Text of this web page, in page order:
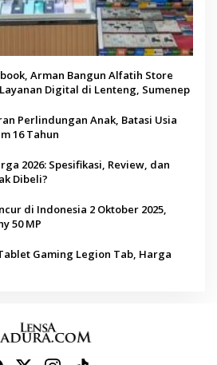
Arman Bangun Alfatih Store
Digital di Lenteng, Sumenep
Perlindungan Anak, Batasi Usia
16 Tahun
2026: Spesifikasi, Review, dan
Dibeli?
di Indonesia 2 Oktober 2025,
50 MP
Gaming Legion Tab, Harga